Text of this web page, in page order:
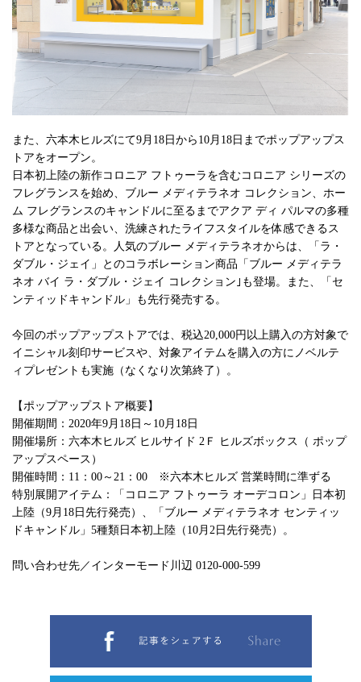
また、六本木ヒルズにて9月18日から10月18日までポップアップス
トアをオープン。
日本初上陸の新作コロニア フトゥーラを含むコロニア シリーズの
フレグランスを始め、ブルー メディテラネオ コレクション、ホー
ム フレグランスのキャンドルに至るまでアクア ディ パルマの多種
多様な商品と出会い、洗練されたライフスタイルを体感できるス
トアとなっている。人気のブルー メディテラネオからは、「ラ・
ダブル・ジェイ」とのコラボレーション商品「ブルー メディテラ
ネオ バイ ラ・ダブル・ジェイ コレクション｣も登場。また、「セ
ンティッドキャンドル」も先行発売する。
今回のポップアップストアでは、税込20,000円以上購入の方対象で
イニシャル刻印サービスや、対象アイテムを購入の方にノベルテ
ィプレゼントも実施（なくなり次第終了）。
【ポップアップストア概要】
開催期間：2020年9月18日～10月18日
開催場所：六本木ヒルズ ヒルサイド 2Ｆ ヒルズボックス（ ポップ
アップスペース）
開催時間：11：00～21：00 ※六本木ヒルズ 営業時間に準ずる
特別展開アイテム：「コロニア フトゥーラ オーデコロン」日本初
上陸（9月18日先行発売）、「ブルー メディテラネオ センティッ
ドキャンドル」5種類日本初上陸（10月2日先行発売）。
問い合わせ先／インターモード川辺 0120-000-599